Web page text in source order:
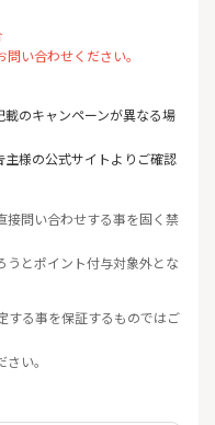
い合わせください。
のキャンペーンが異なる場
様の公式サイトよりご確認
問い合わせする事を固く禁
うとポイント付与対象外とな
る事を保証するものではご
い。